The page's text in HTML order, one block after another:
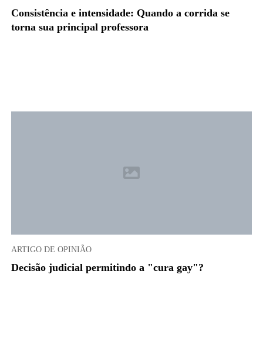
Consistência e intensidade: Quando a corrida se
torna sua principal professora
ARTIGO DE OPINIÃO
Decisão judicial permitindo a "cura gay"?